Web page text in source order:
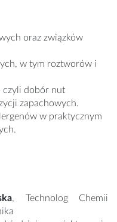
oraz związków
w tym roztworów i
czyli dobór nut
zapachowych.
w praktycznym
, Technolog Chemii